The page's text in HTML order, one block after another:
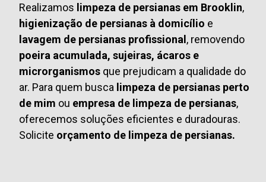
Realizamos limpeza de persianas em Brooklin,
higienização de persianas à domicílio e
lavagem de persianas profissional, removendo
poeira acumulada, sujeiras, ácaros e
microrganismos que prejudicam a qualidade do
ar. Para quem busca limpeza de persianas perto
de mim ou empresa de limpeza de persianas,
oferecemos soluções eficientes e duradouras.
Solicite orçamento de limpeza de persianas.